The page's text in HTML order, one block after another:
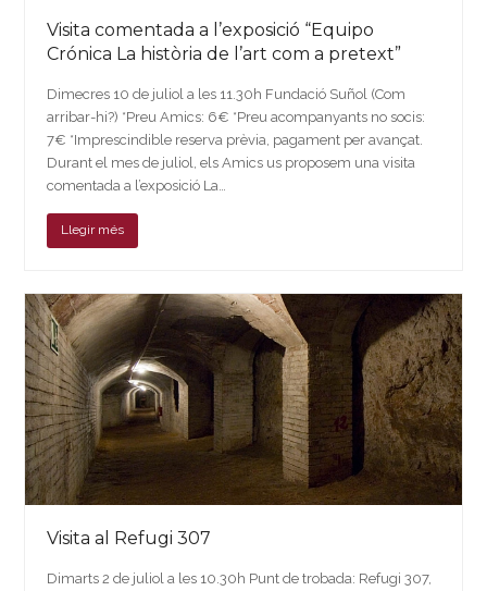
Visita comentada a l’exposició “Equipo
Crónica La història de l’art com a pretext”
Dimecres 10 de juliol a les 11.30h Fundació Suñol (Com
arribar-hi?) *Preu Amics: 6€ *Preu acompanyants no socis:
7€ *Imprescindible reserva prèvia, pagament per avançat.
Durant el mes de juliol, els Amics us proposem una visita
comentada a l’exposició La…
Llegir més
Visita al Refugi 307
Dimarts 2 de juliol a les 10.30h Punt de trobada: Refugi 307,